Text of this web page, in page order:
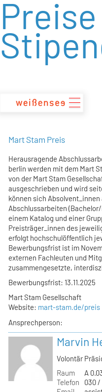
zum
Inhalt
Mart Stam Preis
Herausragende
berlin werden mit dem Mart
von der Mart Stam
ausgeschrieben und wird
können sich
Abschlussarbeiten
einem Katalog und einer
Preisträger_innen des
erfolgt hochschulöffentlich
Bewerbungsfrist ist im
externen Fachleuten und
zusammengesetzte,
Bewerbungsfrist: 13.11.2025
Mart Stam Gesellschaft
Website: mart-stam.de/preis
Ansprechperson:
Marvin
Volontär
Raum
A
Telefon
030 /